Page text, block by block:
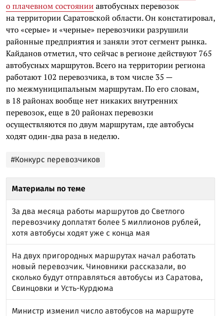
о плачевном состоянии автобусных перевозок
на территории Саратовской области. Он констатировал,
что «серые» и «черные» перевозчики разрушили
районные предприятия и заняли этот сегмент рынка.
Кайданов отметил, что сейчас в регионе действуют 765
автобусных маршрутов. Всего на территории региона
работают 102 перевозчика, в том числе 35 —
по межмуниципальным маршрутам. По его словам,
в 18 районах вообще нет никаких внутренних
перевозок, еще в 20 районах перевозки
осуществляются по двум маршрутам, где автобусы
ходят один-два раза в неделю.
#Конкурс перевозчиков
Материалы по теме
За два месяца работы маршрутов до Светлого
перевозчику доплатят более 5 миллионов рублей,
хотя автобусы ходят уже с конца мая
На двух пригородных маршрутах начал работать
новый перевозчик. Чиновники рассказали, во
сколько будут отправляться автобусы из Саратова,
Свинцовки и Усть-Курдюма
Министр изменил число автобусов на маршруте